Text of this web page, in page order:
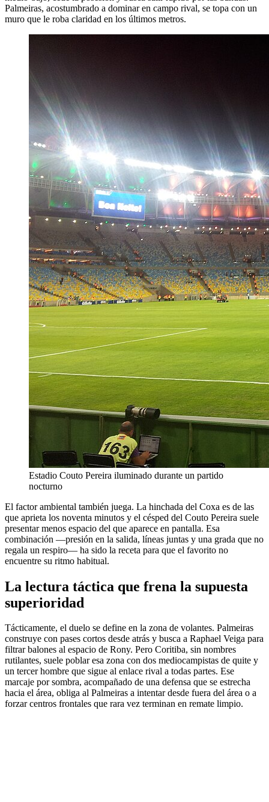
Palmeiras, acostumbrado a dominar en campo rival, se topa con un
muro que le roba claridad en los últimos metros.
Estadio Couto Pereira iluminado durante un partido
nocturno
El factor ambiental también juega. La hinchada del Coxa es de las
que aprieta los noventa minutos y el césped del Couto Pereira suele
presentar menos espacio del que aparece en pantalla. Esa
combinación —presión en la salida, líneas juntas y una grada que no
regala un respiro— ha sido la receta para que el favorito no
encuentre su ritmo habitual.
La lectura táctica que frena la supuesta
superioridad
Tácticamente, el duelo se define en la zona de volantes. Palmeiras
construye con pases cortos desde atrás y busca a Raphael Veiga para
filtrar balones al espacio de Rony. Pero Coritiba, sin nombres
rutilantes, suele poblar esa zona con dos mediocampistas de quite y
un tercer hombre que sigue al enlace rival a todas partes. Ese
marcaje por sombra, acompañado de una defensa que se estrecha
hacia el área, obliga al Palmeiras a intentar desde fuera del área o a
forzar centros frontales que rara vez terminan en remate limpio.